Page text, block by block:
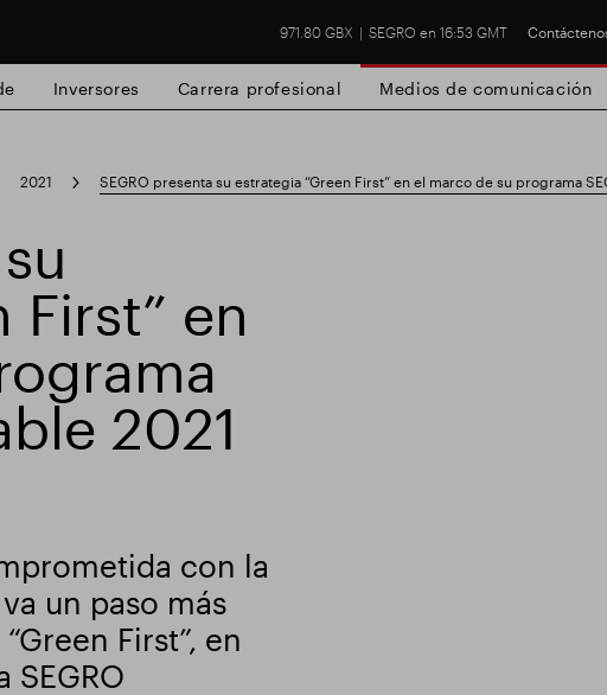
971.80 GBX SEGRO en 16:53 GMT
Resultados financieros
Inversores Carrera profesional Medios de comunicación
2021 SEGRO presenta su estrategia “Green First” en el marco de su programa
First” en
2021
con la
un paso más
First”, en